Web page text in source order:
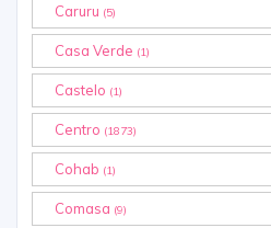
Caruru (5)
Casa Verde (1)
Castelo (1)
Centro (1873)
Cohab (1)
Comasa (9)